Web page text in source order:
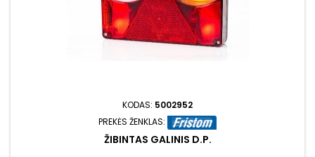
KODAS: 5002952
PREKĖS ŽENKLAS:
ŽIBINTAS GALINIS D.P.